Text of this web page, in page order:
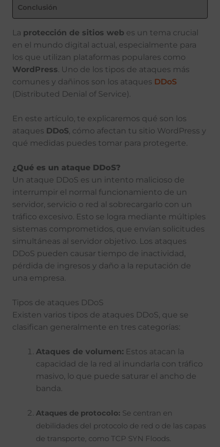
Conclusión
La protección de sitios web es un tema crucial
en el mundo digital actual, especialmente para
los que utilizan plataformas populares como
WordPress . Uno de los tipos de ataques más
comunes y dañinos son los ataques DDoS
(Distributed Denial of Service).
En este artículo, te explicaremos qué son los
ataques DDoS, cómo afectan tu sitio WordPress y
qué medidas puedes tomar para protegerte.
¿Qué es un ataque DDoS?
Un ataque DDoS es un intento malicioso de
interrumpir el normal funcionamiento de un
servidor, servicio o red al sobrecargarlo con un
tráfico excesivo. Esto se logra mediante múltiples
sistemas comprometidos, que envían solicitudes
simultáneas al servidor objetivo. Los ataques
DDoS pueden causar tiempo de inactividad,
pérdida de ingresos y daño a la reputación de
una empresa.
Tipos de ataques DDoS
Existen varios tipos de ataques DDoS, que se
clasifican generalmente en tres categorías:
Ataques de volumen: Estos atacan la
capacidad de la red al inundarla con tráfico
masivo, lo que puede saturar el ancho de
banda.
Ataques de protocolo: Se centran en
debilidades del protocolo de red o de las capas
de transporte, como TCP SYN Floods.